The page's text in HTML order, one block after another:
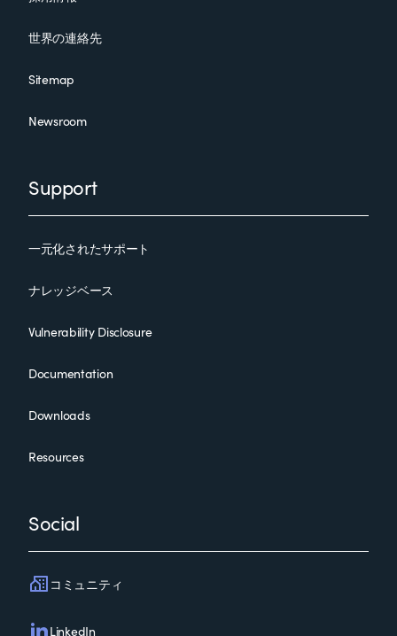
世界の連絡先
Sitemap
Newsroom
Support
一元化されたサポート
ナレッジベース
Vulnerability Disclosure
Documentation
Downloads
Resources
Social
コミュニティ
LinkedIn